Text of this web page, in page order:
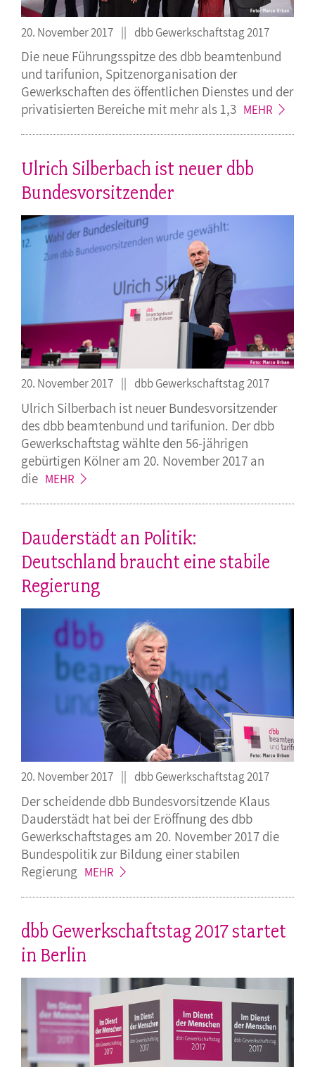
20. November 2017 dbb Gewerkschaftstag 2017
Die neue Führungsspitze des dbb beamtenbund
und tarifunion, Spitzenorganisation der
Gewerkschaften des öffentlichen Dienstes und der
privatisierten Bereiche mit mehr als 1,3 MEHR
Ulrich Silberbach ist neuer dbb
Bundesvorsitzender
20. November 2017 dbb Gewerkschaftstag 2017
Ulrich Silberbach ist neuer Bundesvorsitzender
des dbb beamtenbund und tarifunion. Der dbb
Gewerkschaftstag wählte den 56-jährigen
gebürtigen Kölner am 20. November 2017 an
die MEHR
Dauderstädt an Politik:
Deutschland braucht eine stabile
Regierung
20. November 2017 dbb Gewerkschaftstag 2017
Der scheidende dbb Bundesvorsitzende Klaus
Dauderstädt hat bei der Eröffnung des dbb
Gewerkschaftstages am 20. November 2017 die
Bundespolitik zur Bildung einer stabilen
Regierung MEHR
dbb Gewerkschaftstag 2017 startet
in Berlin